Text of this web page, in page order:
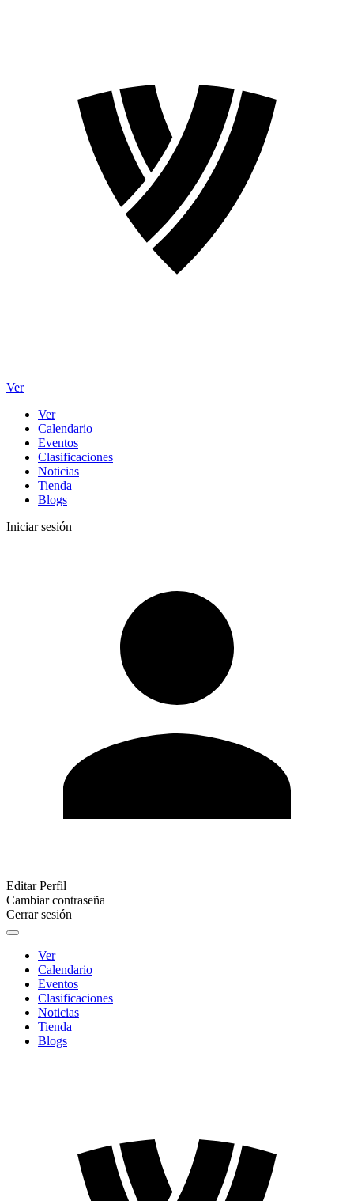
Ver
Ver
Calendario
Eventos
Clasificaciones
Noticias
Tienda
Blogs
Iniciar sesión
Editar Perfil
Cambiar contraseña
Cerrar sesión
Ver
Calendario
Eventos
Clasificaciones
Noticias
Tienda
Blogs